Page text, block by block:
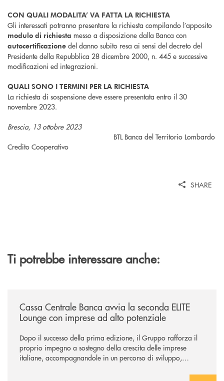
CON QUALI MODALITA’ VA FATTA LA RICHIESTA
Gli interessati potranno presentare la richiesta compilando l’apposito
modulo di richiesta messo a disposizione dalla Banca con
autocertificazione del danno subito resa ai sensi del decreto del
Presidente della Repubblica 28 dicembre 2000, n. 445 e successive
modificazioni ed integrazioni.
QUALI SONO I TERMINI PER LA RICHIESTA
La richiesta di sospensione deve essere presentata entro il 30
novembre 2023.
Brescia, 13 ottobre 2023
BTL Banca del Territorio Lombardo
Credito Cooperativo
SHARE
Ti potrebbe interessare anche:
Cassa Centrale Banca avvia la seconda ELITE
Lounge con imprese ad alto potenziale
Dopo il successo della prima edizione, il Gruppo rafforza il
proprio impegno a sostegno della crescita delle imprese
italiane, accompagnandole in un percorso di sviluppo,